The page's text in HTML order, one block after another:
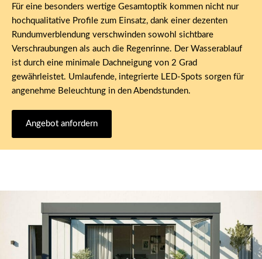
Für eine besonders wertige Gesamtoptik kommen nicht nur
hochqualitative Profile zum Einsatz, dank einer dezenten
Rundumverblendung verschwinden sowohl sichtbare
Verschraubungen als auch die Regenrinne. Der Wasserablauf
ist durch eine minimale Dachneigung von 2 Grad
gewährleistet. Umlaufende, integrierte LED-Spots sorgen für
angenehme Beleuchtung in den Abendstunden.
Angebot anfordern